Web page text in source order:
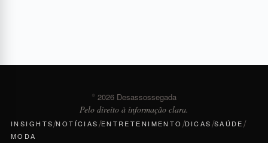
© 2026 Desassossegada
Pelo direito à informação clara.
INSIGHTS/NOTÍCIAS/ENTRETENIMENTO /DICAS/SAÚDE/
MODA